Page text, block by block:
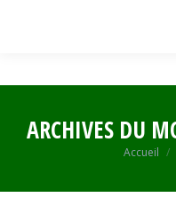
ARCHIVES DU
Vous
Accueil